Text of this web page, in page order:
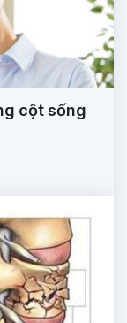
cột sống